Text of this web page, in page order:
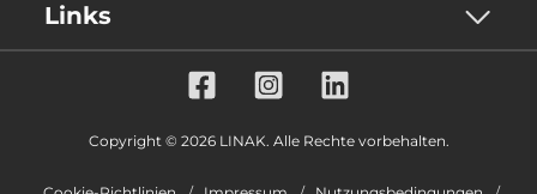
Links
Copyright © 2026 LINAK. Alle Rechte vorbehalten.